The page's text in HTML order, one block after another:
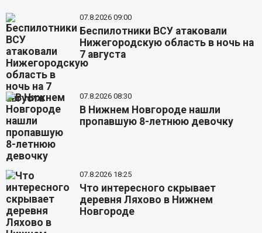
07.8.2026 09:00
Беспилотники ВСУ атаковали
Нижегородскую область в ночь на
7 августа
07.8.2026 08:30
В Нижнем Новгороде нашли
пропавшую 8-летнюю девочку
07.8.2026 18:25
Что интересного скрывает
деревня Ляхово в Нижнем
Новгороде